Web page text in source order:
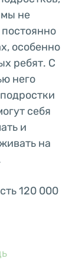
не
особенно
ребят. С
него
себя
и
на
120 000